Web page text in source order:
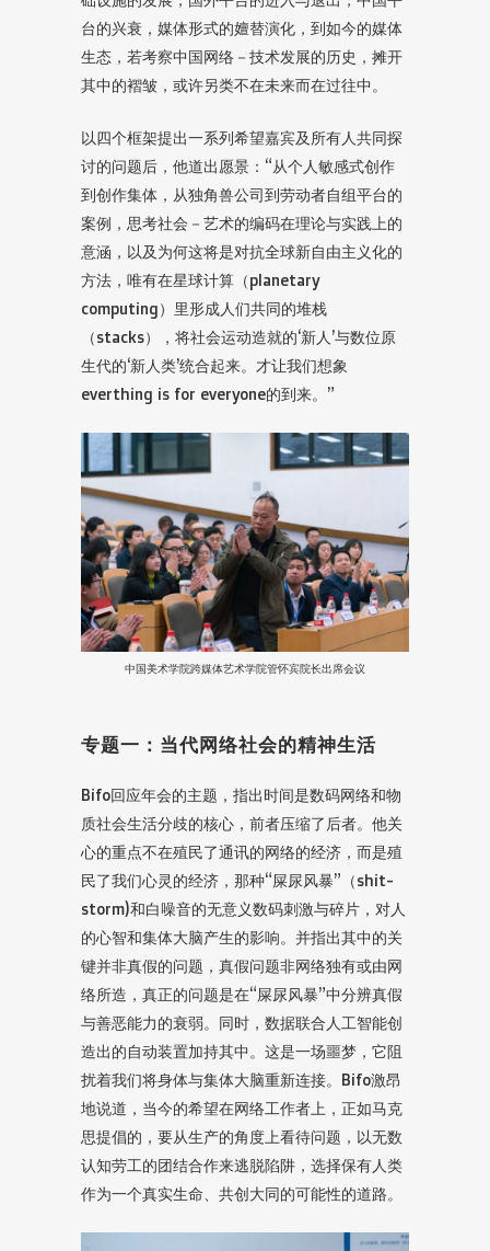
台的兴衰，媒体形式的嬗替演化，到如今的媒体
生态，若考察中国网络－技术发展的历史，摊开
其中的褶皱，或许另类不在未来而在过往中。
以四个框架提出一系列希望嘉宾及所有人共同探
讨的问题后，他道出愿景：“从个人敏感式创作
到创作集体，从独角兽公司到劳动者自组平台的
案例，思考社会－艺术的编码在理论与实践上的
意涵，以及为何这将是对抗全球新自由主义化的
方法，唯有在星球计算（planetary
computing）里形成人们共同的堆栈
（stacks），将社会运动造就的‘新人’与数位原
生代的‘新人类’统合起来。才让我们想象
everthing is for everyone的到来。”
中国美术学院跨媒体艺术学院管怀宾院长出席会议
专题一：当代网络社会的精神生活
Bifo回应年会的主题，指出时间是数码网络和物
质社会生活分歧的核心，前者压缩了后者。他关
心的重点不在殖民了通讯的网络的经济，而是殖
民了我们心灵的经济，那种“屎尿风暴”（shit-
storm)和白噪音的无意义数码刺激与碎片，对人
的心智和集体大脑产生的影响。并指出其中的关
键并非真假的问题，真假问题非网络独有或由网
络所造，真正的问题是在“屎尿风暴”中分辨真假
与善恶能力的衰弱。同时，数据联合人工智能创
造出的自动装置加持其中。这是一场噩梦，它阻
扰着我们将身体与集体大脑重新连接。Bifo激昂
地说道，当今的希望在网络工作者上，正如马克
思提倡的，要从生产的角度上看待问题，以无数
认知劳工的团结合作来逃脱陷阱，选择保有人类
作为一个真实生命、共创大同的可能性的道路。